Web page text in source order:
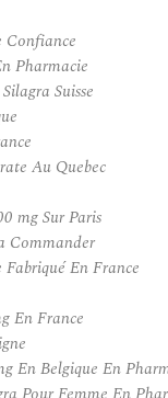
Pharmacie
Suisse
Au Quebec
mg Sur Paris
Commander
En France
En France
En Belgique En